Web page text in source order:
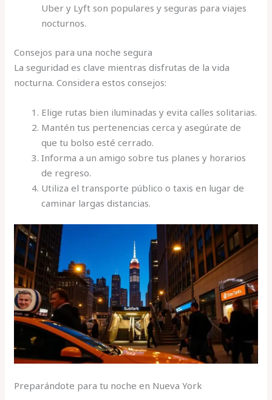
Uber y Lyft son populares y seguras para viajes
nocturnos.
Consejos para una noche segura
La seguridad es clave mientras disfrutas de la vida
nocturna. Considera estos consejos:
Elige rutas bien iluminadas y evita calles solitarias.
Mantén tus pertenencias cerca y asegúrate de
que tu bolso esté cerrado.
Informa a un amigo sobre tus planes y horarios
de regreso.
Utiliza el transporte público o taxis en lugar de
caminar largas distancias.
Preparándote para tu noche en Nueva York